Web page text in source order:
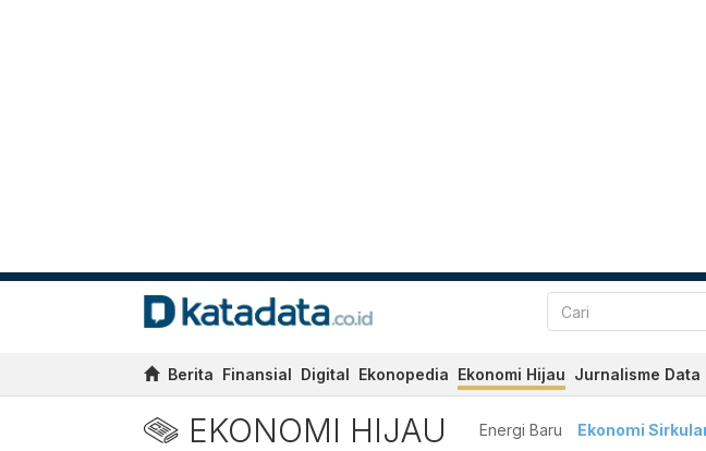
Berita Finansial Digital Ekonopedia Ekonomi Hijau Jurnalisme Data
EKONOMI HIJAU Energi Baru Ekonomi